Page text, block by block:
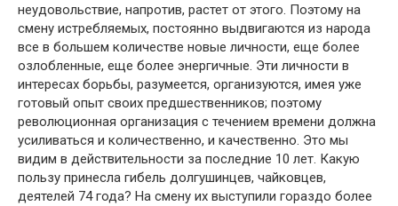
неудовольствие, напротив, растет от этого. Поэтому на
смену истребляемых, постоянно выдвигаются из народа
все в большем количестве новые личности, еще более
озлобленные, еще более энергичные. Эти личности в
интересах борьбы, разумеется, организуются, имея уже
готовый опыт своих предшественников; поэтому
революционная организация с течением времени должна
усиливаться и количественно, и качественно. Это мы
видим в действительности за последние 10 лет. Какую
пользу принесла гибель долгушинцев, чайковцев,
деятелей 74 года? На смену их выступили гораздо более